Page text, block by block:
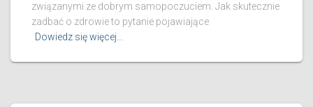
związanymi ze dobrym samopoczuciem. Jak skutecznie
zadbać o zdrowie to pytanie pojawiające
Dowiedz się więcej…